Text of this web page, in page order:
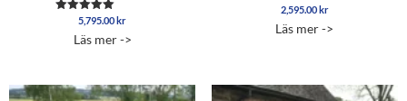
Betygsatt
av 5
5,795.00 kr
Läs mer ->
Betygsatt
av 5
2,595.00 kr
Läs mer ->